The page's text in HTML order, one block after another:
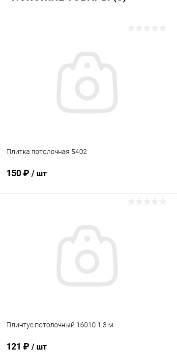
Плитка потолочная 5402
150 ₽ / шт
Плинтус потолочный 16010 1,3 м.
121 ₽ / шт